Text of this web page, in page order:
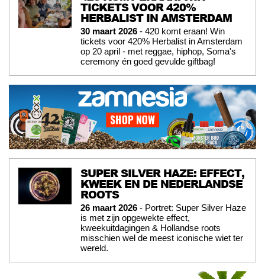
TICKETS VOOR 420%
HERBALIST IN AMSTERDAM
30 maart 2026 - 420 komt eraan! Win
tickets voor 420% Herbalist in Amsterdam
op 20 april - met reggae, hiphop, Soma's
ceremony én goed gevulde giftbag!
SUPER SILVER HAZE: EFFECT,
KWEEK EN DE NEDERLANDSE
ROOTS
26 maart 2026 - Portret: Super Silver Haze
is met zijn opgewekte effect,
kweekuitdagingen & Hollandse roots
misschien wel de meest iconische wiet ter
wereld.